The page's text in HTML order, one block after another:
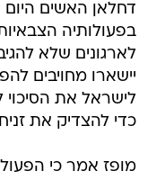
דחלאן האשים
בפעולותיה
לארגונים שלא
יישארו מחויבים
לישראל את
כדי להצדיק את
מופז אמר כי